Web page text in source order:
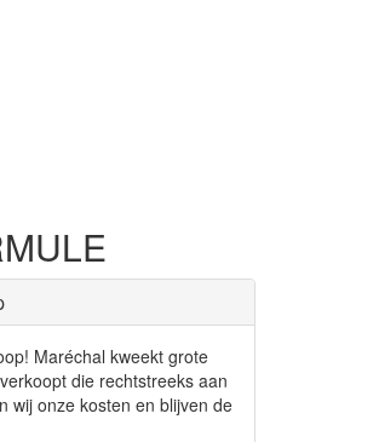
Maréchal kweekt grote
die rechtstreeks aan
wij onze kosten en blijven de